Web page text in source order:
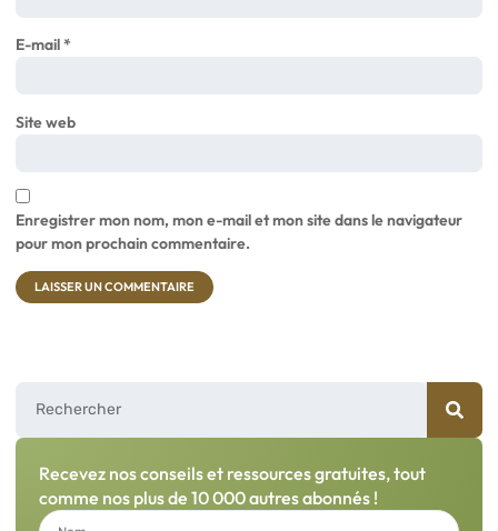
E-mail*
Site web
Enregistrer mon nom, mon e-mail et mon site dans le navigateur
pour mon prochain commentaire.
Recevez nos conseils et ressources gratuites, tout
comme nos plus de 10 000 autres abonnés !